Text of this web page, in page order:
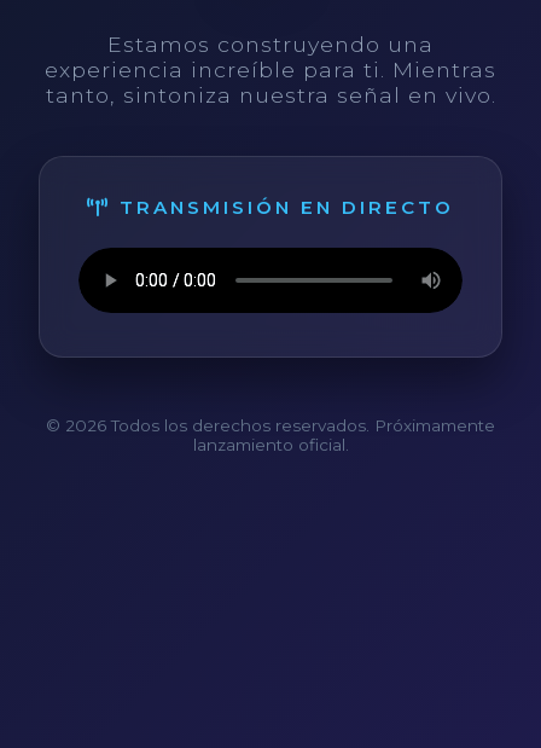
Estamos construyendo una
experiencia increíble para ti. Mientras
tanto, sintoniza nuestra señal en vivo.
TRANSMISIÓN EN DIRECTO
© 2026 Todos los derechos reservados. Próximamente
lanzamiento oficial.